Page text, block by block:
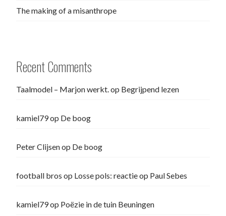
The making of a misanthrope
Recent Comments
Taalmodel – Marjon werkt.op Begrijpend lezen
kamiel79op De boog
Peter Clijsenop De boog
football bros op Losse pols: reactie op Paul Sebes
kamiel79op Poëzie in de tuin Beuningen